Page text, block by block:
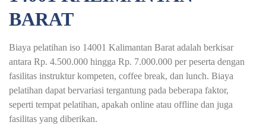
BARAT
Biaya pelatihan iso 14001 Kalimantan Barat adalah berkisar
antara Rp. 4.500.000 hingga Rp. 7.000.000 per peserta dengan
fasilitas instruktur kompeten, coffee break, dan lunch. Biaya
pelatihan dapat bervariasi tergantung pada beberapa faktor,
seperti tempat pelatihan, apakah online atau offline dan juga
fasilitas yang diberikan.